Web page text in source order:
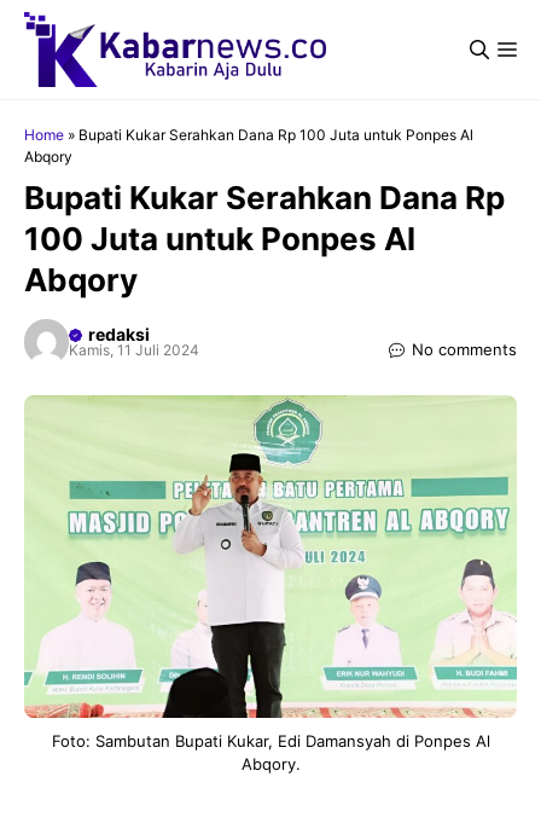
Langsung
Home » Bupati Kukar Serahkan Dana Rp 100 Juta untuk Ponpes Al
Abqory
Bupati Kukar Serahkan Dana Rp
100 Juta untuk Ponpes Al
Abqory
redaksi
Kamis, 11 Juli 2024 No comments
Foto: Sambutan Bupati Kukar, Edi Damansyah di Ponpes Al
Abqory.